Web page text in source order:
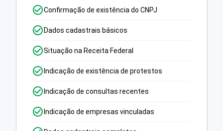
Confirmação de existência do CNPJ
Dados cadastrais básicos
Situação na Receita Federal
Indicação de existência de protestos
Indicação de consultas recentes
Indicação de empresas vinculadas